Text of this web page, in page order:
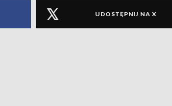
UDOSTĘPNIJ NA X